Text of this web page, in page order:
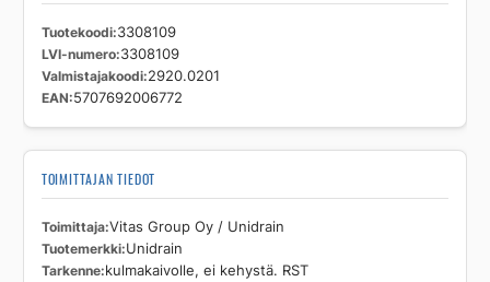
Tuotekoodi 3308109
LVI-numero 3308109
Valmistajakoodi 2920.0201
EAN 5707692006772
TOIMITTAJAN TIEDOT
Toimittaja Vitas Group Oy / Unidrain
Tuotemerkki Unidrain
Tarkenne kulmakaivolle, ei kehystä. RST